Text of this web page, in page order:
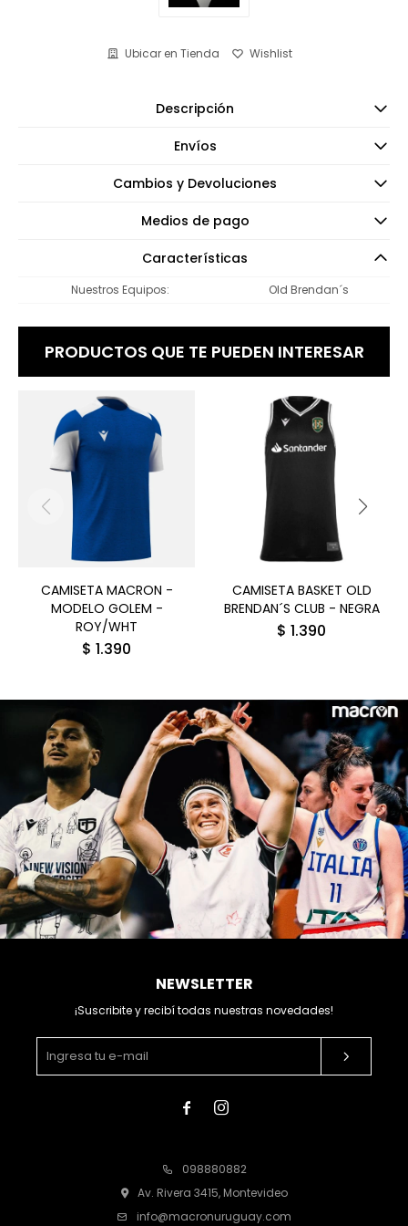
Ubicar en Tienda
Descripción
Envíos
Cambios y Devoluciones
Medios de pago
Características
Nuestros Equipos Old Brendan´s
PRODUCTOS QUE TE PUEDEN INTERESAR
CAMISETA MACRON -
MODELO GOLEM -
ROY/WHT
$ 1.390
CAMISETA BASKET OLD
BRENDAN´S CLUB - NEGRA
$ 1.390
098880882
Av. Rivera 3415, Montevideo
info@macronuruguay.com
NEWSLETTER
¡Suscribite y recibí todas nuestras novedades!
 